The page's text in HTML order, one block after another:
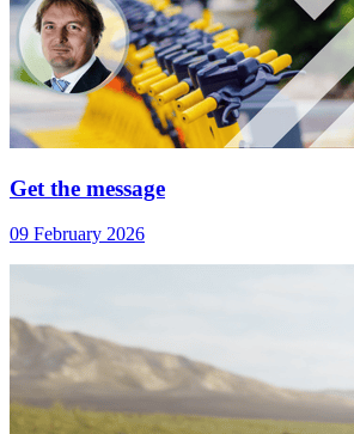
Get the message
09 February 2026